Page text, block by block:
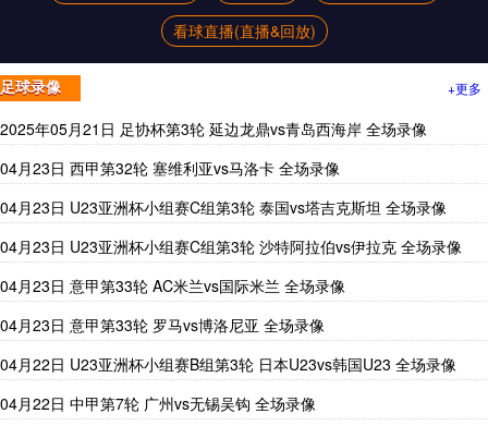
看球直播(直播&回放)
足球录像 +更多
2025年05月21日 足协杯第3轮 延边龙鼎vs青岛西海岸 全场录像
04月23日 西甲第32轮 塞维利亚vs马洛卡 全场录像
04月23日 U23亚洲杯小组赛C组第3轮 泰国vs塔吉克斯坦 全场录像
04月23日 U23亚洲杯小组赛C组第3轮 沙特阿拉伯vs伊拉克 全场录像
04月23日 意甲第33轮 AC米兰vs国际米兰 全场录像
04月23日 意甲第33轮 罗马vs博洛尼亚 全场录像
04月22日 U23亚洲杯小组赛B组第3轮 日本U23vs韩国U23 全场录像
04月22日 中甲第7轮 广州vs无锡吴钩 全场录像